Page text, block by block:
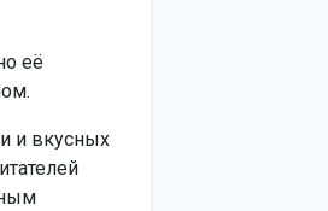
её
и вкусных